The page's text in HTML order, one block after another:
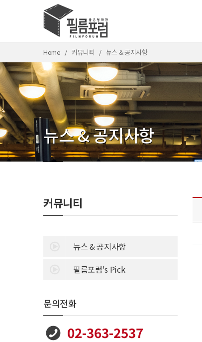
Home 커뮤니티 뉴스 & 공지사항
뉴스 & 공지사항
커뮤니티
뉴스 & 공지사항
필름포럼's Pick
문의전화
02-363-2537